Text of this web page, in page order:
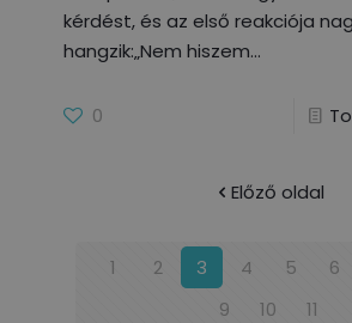
kérdést, és az első reakciója
hangzik:„Nem hiszem
0
Előző oldal
1 2 3 4 5 6
9
10 11